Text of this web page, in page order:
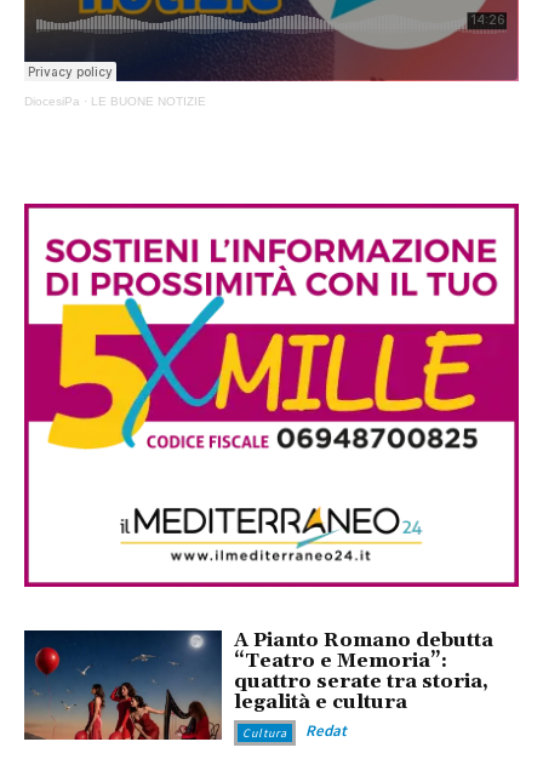
DiocesiPa · LE BUONE NOTIZIE
A Pianto Romano debutta
“Teatro e Memoria”:
quattro serate tra storia,
legalità e cultura
Cultura Redat